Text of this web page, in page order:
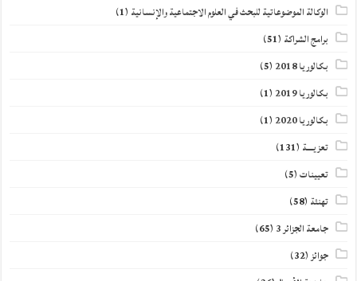
الوكالة الموضوعاتية للبحث في العلوم الاجتماعية والإنسانية (1)
برامج الشراكة (51)
بكالوريا 2018
(5)
بكالوريا 2019
(1)
بكالوريا 2020
(1)
تعزيــــة (131)
تعيينات(5)
تهنئة (58)
جامعة الجزائر 3 (65)
جوائز(32)